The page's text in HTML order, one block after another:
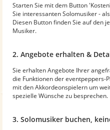
Starten Sie mit dem Button
Sie interessanten Solomusiker -
Diesen Button finden Sie auf den
Musiker.
2. Angebote erhalten &
Sie erhalten Angebote Ihrer
die Funktionen der
mit den Akkordeonspielern um
spezielle Wünsche zu besprechen.
3. Solomusiker buchen,